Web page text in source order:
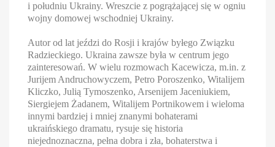
i południu Ukrainy. Wreszcie z pogrążającej się w ogniu
wojny domowej wschodniej Ukrainy.
Autor od lat jeździ do Rosji i krajów byłego Związku
Radzieckiego. Ukraina zawsze była w centrum jego
zainteresowań. W wielu rozmowach Kacewicza, m.in. z
Jurijem Andruchowyczem, Petro Poroszenko, Witalijem
Kliczko, Julią Tymoszenko, Arsenijem Jaceniukiem,
Siergiejem Żadanem, Witalijem Portnikowem i wieloma
innymi bardziej i mniej znanymi bohaterami
ukraińskiego dramatu, rysuje się historia
niejednoznaczna, pełna dobra i zła, bohaterstwa i